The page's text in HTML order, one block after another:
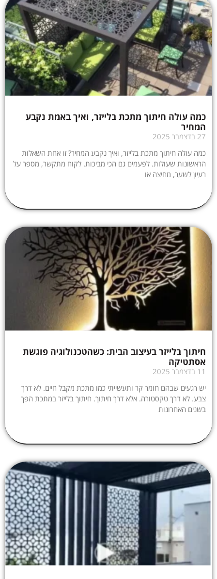
כמה עולה חיתוך מתכת בלייזר, ואיך באמת נקבע
המחיר
27 בדצמבר 2025
כמה עולה חיתוך מתכת בלייזר, ואיך נקבע המחיר? זו אחת השאלות
הראשונות שעולות. לפעמים גם הכי מביכות. לקוח מתקשר, מספר על
רעיון לשער, מחיצה או
חיתוך בלייזר בעיצוב הבית: כשהטכנולוגיה פוגשת
אסתטיקה
11 בדצמבר 2025
יש רגעים שבהם חומר קר ותעשייתי כמו מתכת מקבל חיים. לא דרך
צבע. לא דרך טקסטורה. אלא דרך חיתוך. חיתוך בלייזר במתכת הפך
בשנים האחרונות